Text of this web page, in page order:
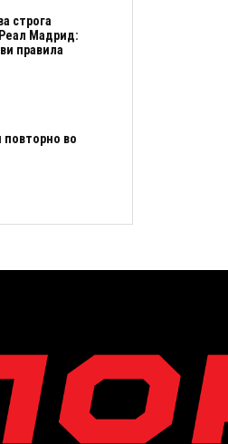
строга
Мадрид:
правила
повторно во